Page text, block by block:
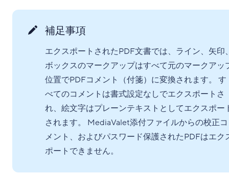
補足事項
エクスポートされたPDF文書では、ライン、矢印
ボックスのマークアップはすべて元のマークアッ
位置でPDFコメント（付箋）に変換されます。 す
べてのコメントは書式設定なしでエクスポートさ
れ、絵文字はプレーンテキストとしてエクスポー
されます。 MediaValet添付ファイルからの校正コ
メント、およびパスワード保護されたPDFはエク
ポートできません。